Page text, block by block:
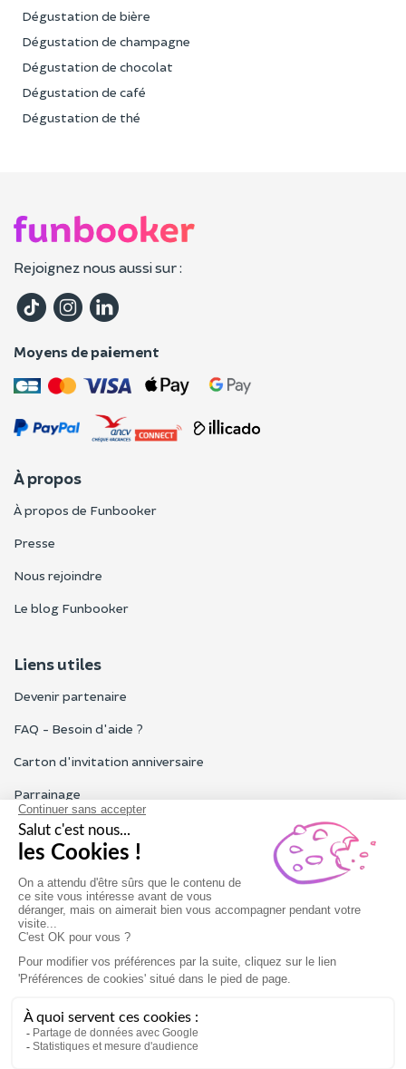
Dégustation de bière
Dégustation de champagne
Dégustation de chocolat
Dégustation de café
Dégustation de thé
Rejoignez nous aussi sur :
Moyens de paiement
À propos
À propos de Funbooker
Presse
Nous rejoindre
Le blog Funbooker
Liens utiles
Devenir partenaire
FAQ - Besoin d'aide ?
Carton d'invitation anniversaire
Parrainage
Tous les avis Funbooker
Particuliers, entreprises, professionnels
Notre service client est ouvert du lundi au vendredi de 9h à 18h
Nous contacter